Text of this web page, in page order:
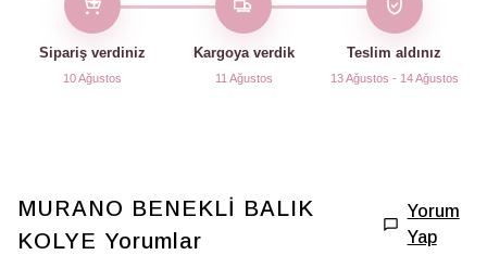
Sipariş verdiniz
10 Ağustos
Kargoya verdik
11 Ağustos
Teslim aldınız
13 Ağustos - 14 Ağustos
MURANO BENEKLİ BALIK
KOLYE Yorumlar
Yorum
Yap